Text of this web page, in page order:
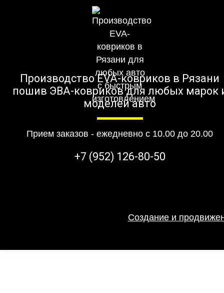
Производство EVA-ковриков в Рязани
пошив ЭВА-ковриков для любых марок
моделей авто
Прием заказов - ежедневно с 10.00 до 20.00
+7 (952) 126-80-50
Создание и